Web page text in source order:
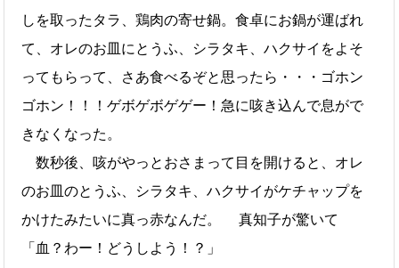
しを取ったタラ、鶏肉の寄せ鍋。食卓にお鍋が運ばれ
て、オレのお皿にとうふ、シラタキ、ハクサイをよそ
ってもらって、さあ食べるぞと思ったら・・・ゴホン
ゴホン！！！ゲボゲボゲゲー！急に咳き込んで息がで
きなくなった。
数秒後、咳がやっとおさまって目を開けると、オレ
のお皿のとうふ、シラタキ、ハクサイがケチャップを
かけたみたいに真っ赤なんだ。 真知子が驚いて
「血？わー！どうしよう！？」